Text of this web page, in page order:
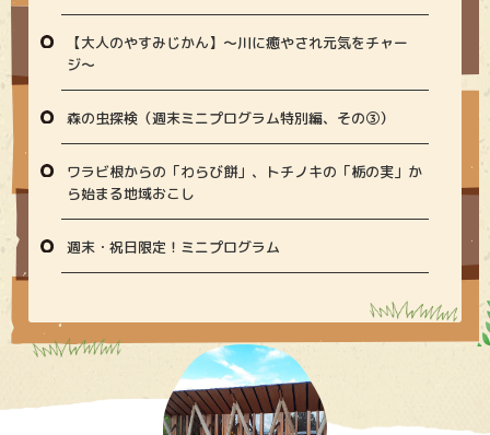
【大人のやすみじかん】〜川に癒やされ元気をチャー
ジ〜
森の虫探検（週末ミニプログラム特別編、その③）
ワラビ根からの「わらび餅」、トチノキの「栃の実」か
ら始まる地域おこし
週末・祝日限定！ミニプログラム